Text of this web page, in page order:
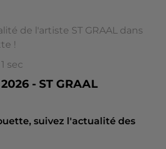
de l'artiste ST GRAAL dans
!
sec
- ST GRAAL
suivez l'actualité des